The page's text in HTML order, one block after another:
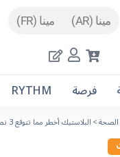
مينا (AR) مينا (FR)
فرصة RYTHM
الصحة>البلاستيك أخطر مما تتوقع 3 نصائح للحد من استخدام البلاستيك